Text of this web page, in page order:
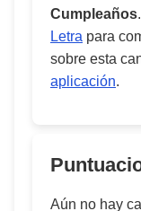
Cumpleaños
Letra para
sobre esta
aplicación.
Aún no hay